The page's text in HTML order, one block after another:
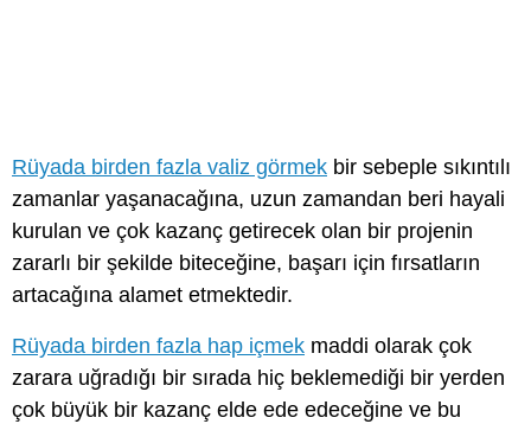
Rüyada birden fazla valiz görmek bir sebeple sıkıntılı
zamanlar yaşanacağına, uzun zamandan beri hayali
kurulan ve çok kazanç getirecek olan bir projenin
zararlı bir şekilde biteceğine, başarı için fırsatların
artacağına alamet etmektedir.
Rüyada birden fazla hap içmek maddi olarak çok
zarara uğradığı bir sırada hiç beklemediği bir yerden
çok büyük bir kazanç elde ede edeceğine ve bu